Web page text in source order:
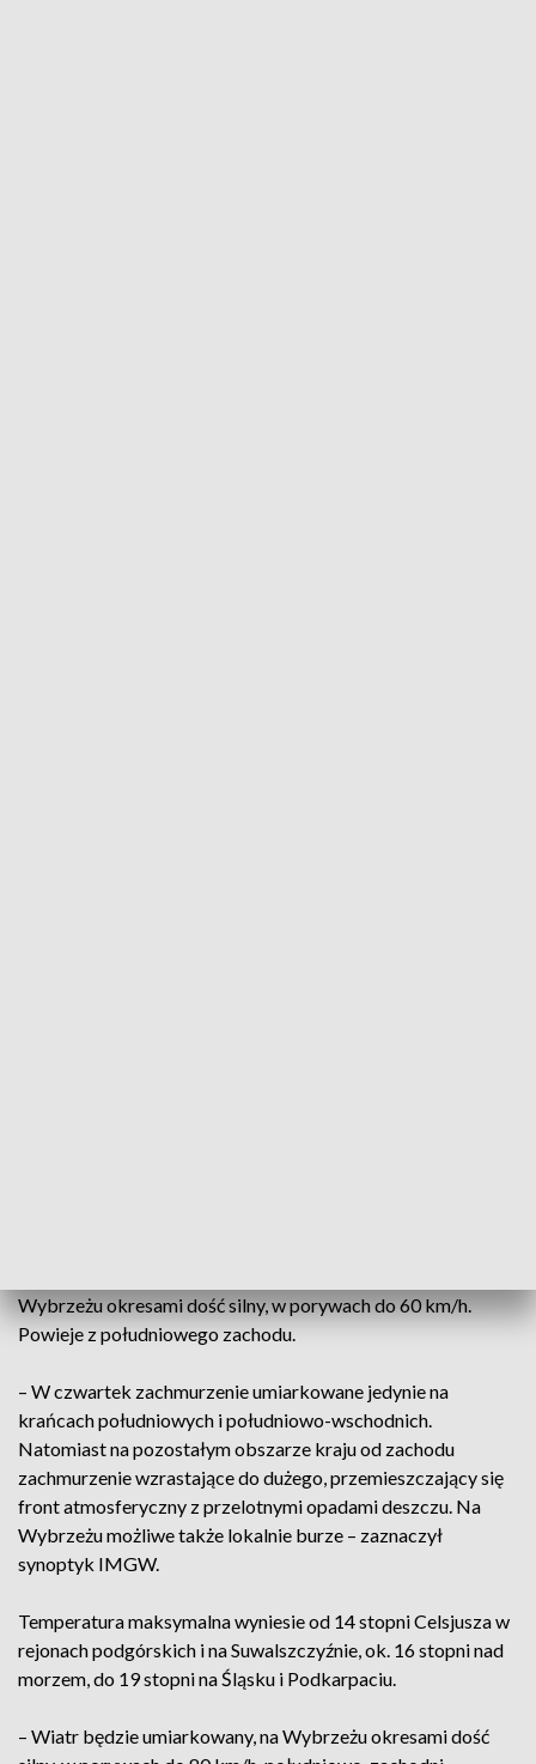
Wybrzeżu okresami dość silny, w porywach do 60 km/h.
Powieje z południowego zachodu.
– W czwartek zachmurzenie umiarkowane jedynie na
krańcach południowych i południowo-wschodnich.
Natomiast na pozostałym obszarze kraju od zachodu
zachmurzenie wzrastające do dużego, przemieszczający się
front atmosferyczny z przelotnymi opadami deszczu. Na
Wybrzeżu możliwe także lokalnie burze – zaznaczył
synoptyk IMGW.
Temperatura maksymalna wyniesie od 14 stopni Celsjusza w
rejonach podgórskich i na Suwalszczyźnie, ok. 16 stopni nad
morzem, do 19 stopni na Śląsku i Podkarpaciu.
– Wiatr będzie umiarkowany, na Wybrzeżu okresami dość